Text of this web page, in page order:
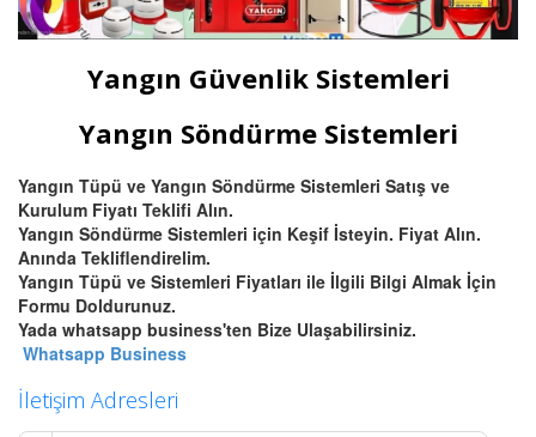
Yangın Güvenlik Sistemleri
Yangın Söndürme Sistemleri
Yangın Tüpü ve Yangın Söndürme Sistemleri Satış ve
Kurulum Fiyatı Teklifi Alın.
Yangın Söndürme Sistemleri için Keşif İsteyin. Fiyat Alın.
Anında Tekliflendirelim.
Yangın Tüpü ve Sistemleri Fiyatları ile İlgili Bilgi Almak İçin
Formu Doldurunuz.
Yada whatsapp business'ten Bize Ulaşabilirsiniz.
Whatsapp Business
İletişim Adresleri